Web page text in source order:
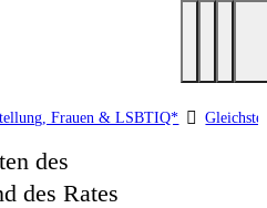
Frauen & LSBTIQ*
des
des Rates